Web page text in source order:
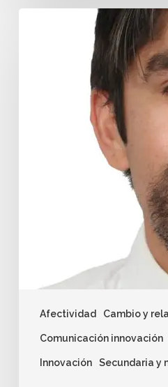
Afectividad Cambio y
Comunicación innovación
Innovación Secundaria y